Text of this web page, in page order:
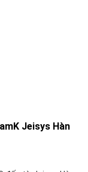
Jeisys Hàn